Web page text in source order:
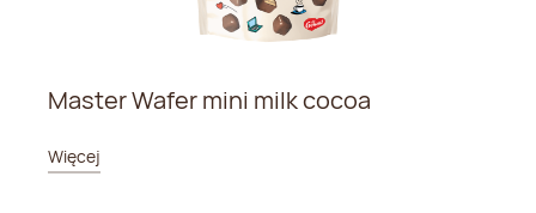
Master Wafer mini milk cocoa
Więcej